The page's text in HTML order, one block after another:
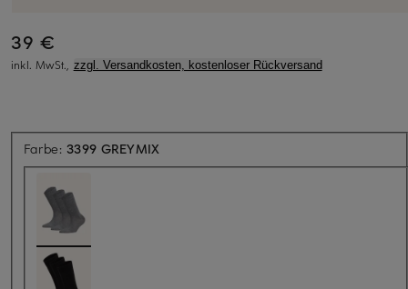
39 €
inkl. MwSt., zzgl. Versandkosten, kostenloser Rückversand
Farbe:3399 GREYMIX